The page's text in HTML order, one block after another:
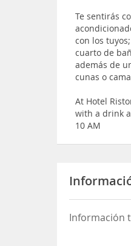
Te sentirás
con los
cuarto de
además de
cunas o
At Hotel
with a drink
10 AM
Información